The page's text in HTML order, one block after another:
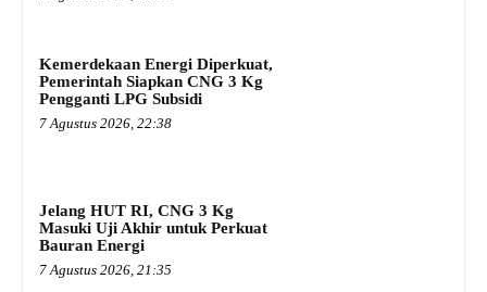
Kemerdekaan Energi Diperkuat,
Pemerintah Siapkan CNG 3 Kg
Pengganti LPG Subsidi
7 Agustus 2026, 22:38
Jelang HUT RI, CNG 3 Kg
Masuki Uji Akhir untuk Perkuat
Bauran Energi
7 Agustus 2026, 21:35